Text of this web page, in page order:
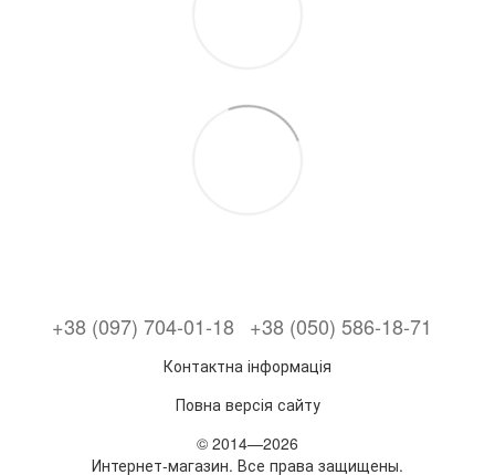
+38 (097) 704-01-18 +38 (050) 586-18-71
Контактна інформація
Повна версія сайту
© 2014—2026
Интернет-магазин. Все права защищены.